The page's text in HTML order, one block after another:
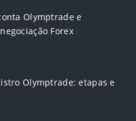
Olymptrade e
Forex
Olymptrade: etapas e